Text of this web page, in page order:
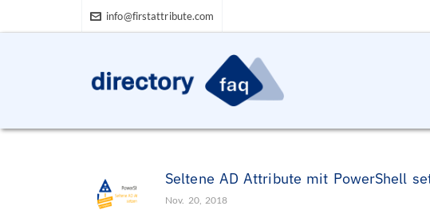
info@firstattribute.com
Seltene AD Attribute mit PowerShell
Nov. 20, 2018